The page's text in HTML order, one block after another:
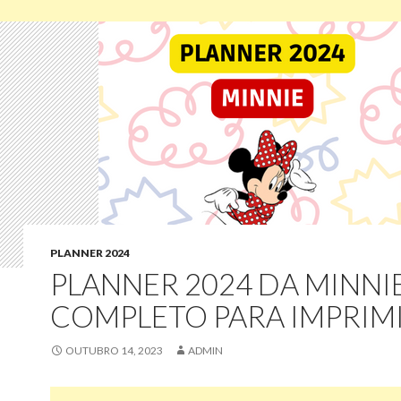
PLANNER 2024
PLANNER 2024 DA
COMPLETO PARA
OUTUBRO 14, 2023 ADMIN